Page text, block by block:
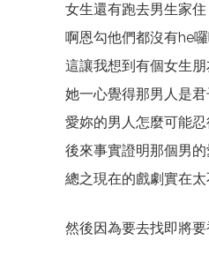
女生還有跑去男生家住
啊恩勾他們都沒有he
這讓我想到有個女生
她一心覺得那男人是
愛妳的男人怎麼可能忍
後來事實證明那個男
總之現在的戲劇實在
然後因為要去找即將